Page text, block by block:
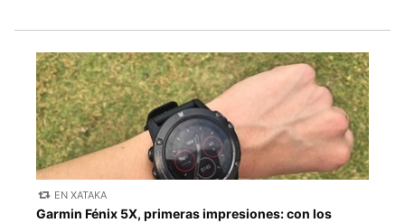
EN XATAKA
Garmin Fénix 5X, primeras impresiones: con los